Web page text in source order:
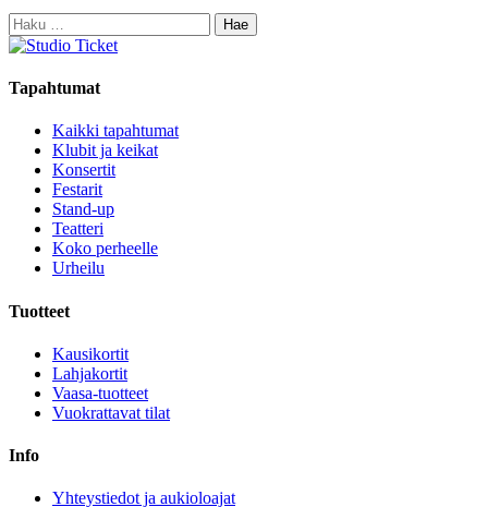
Haku:
Tapahtumat
Kaikki tapahtumat
Klubit ja keikat
Konsertit
Festarit
Stand-up
Teatteri
Koko perheelle
Urheilu
Tuotteet
Kausikortit
Lahjakortit
Vaasa-tuotteet
Vuokrattavat tilat
Info
Yhteystiedot ja aukioloajat